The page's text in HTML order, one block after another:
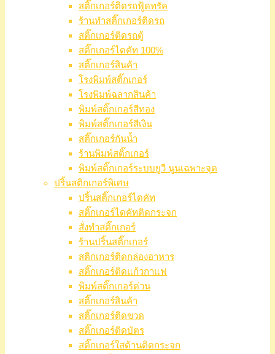
สติ๊กเกอร์ติดรถฟู้ดทรัค
ร้านทำสติ๊กเกอร์ติดรถ
สติ๊กเกอร์ติดรถตู้
สติ๊กเกอร์ไดคัท 100%
สติ๊กเกอร์สินค้า
โรงพิมพ์สติ๊กเกอร์
โรงพิมพ์ฉลากสินค้า
พิมพ์สติ๊กเกอร์สีทอง
พิมพ์สติ๊กเกอร์สีเงิน
สติ๊กเกอร์กันน้ำ
ร้านพิมพ์สติ๊กเกอร์
พิมพ์สติ๊กเกอร์ระบบยูวี นูนเฉพาะจุด
ปริ้นสติกเกอร์พิเศษ
ปริ้นสติ๊กเกอร์ไดคัท
สติ๊กเกอร์ไดคัทติดกระจก
สั่งทำสติ๊กเกอร์
ร้านปริ้นสติ๊กเกอร์
สติกเกอร์ติดกล่องอาหาร
สติ๊กเกอร์ติดแก้วกาแฟ
พิมพ์สติ๊กเกอร์ด่วน
สติ๊กเกอร์สินค้า
สติ๊กเกอร์ติดขวด
สติ๊กเกอร์ติดบัตร
สติ๊กเกอร์ใสด้านติดกระจก